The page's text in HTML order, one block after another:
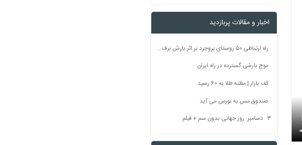
اخبار و مقالات پربازدید
راه ارتباطی ۵۰ روستای بروجرد بر اثر بارش برف مسدود شد
موج بارشی گسترده در راه ایران
کف بازار | مظنه طلا به 60 رسید
صندوق مس به بورس می آید
۳ دسامبر: روز جهانی بدون سم + فیلم